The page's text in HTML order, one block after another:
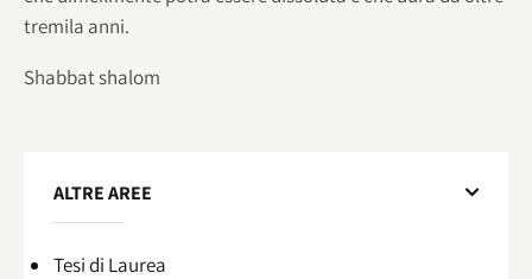
tremila anni.
Shabbat shalom
ALTRE AREE
Tesi di Laurea